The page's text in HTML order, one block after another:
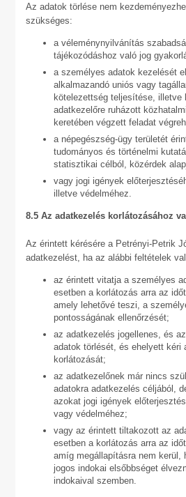
Az adatok törlése nem
szükséges:
a véleménynyilvánítás
tájékozódáshoz való jog
a személyes adatok kezelését
alkalmazandó uniós vagy
kötelezettség teljesítése, illetve
adatkezelőre ruházott
keretében végzett feladat
a népegészség-ügy területét
tudományos és történelmi
statisztikai célból, közérdek
vagy jogi igények
illetve védelméhez.
8.5 Az adatkezelés korlátozásához
Az érintett kérésére a Petrényi-Petrik
adatkezelést, ha az alábbi feltételek
az érintett vitatja a személyes
esetben a korlátozás arra az
amely lehetővé teszi, a
pontosságának ellenőrzését;
az adatkezelés jogellenes, és
adatok törlését, és ehelyett kéri
korlátozását;
az adatkezelőnek már nincs
adatokra adatkezelés céljából,
azokat jogi igények
vagy védelméhez;
vagy az érintett tiltakozott az
esetben a korlátozás arra az
amíg megállapításra nem kerül,
jogos indokai elsőbbséget
indokaival szemben.